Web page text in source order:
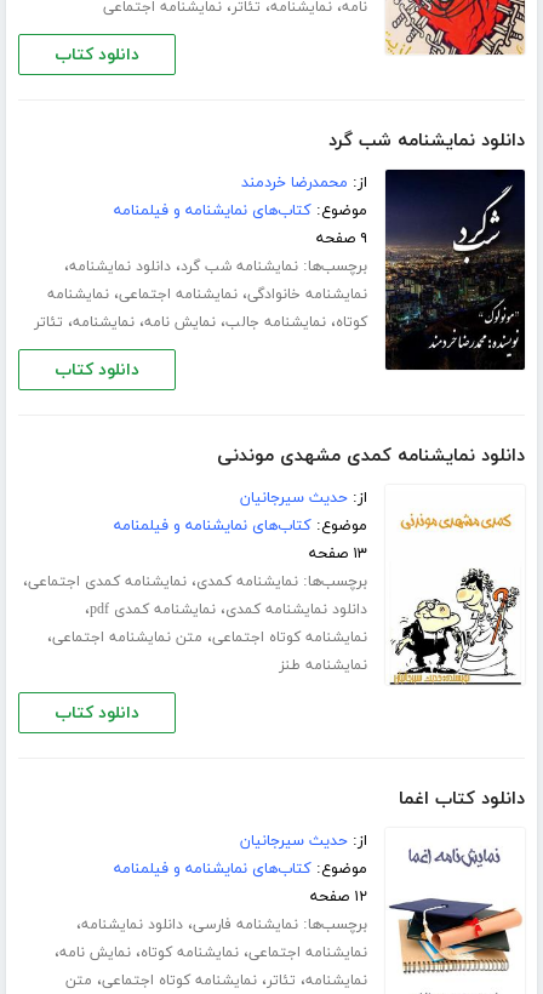
نامه،نمایشنامه، تئاتر،نمایشنامه اجتماعی
دانلود کتاب
دانلود نمایشنامه شب گرد
از: محمدرضا خردمند
موضوع:کتاب‌های نمایشنامه و فیلمنامه
۹ صفحه
برچسب‌ها:نمایشنامه شب گرد،دانلود نمایشنامه،
نمایشنامه خانوادگی،نمایشنامه اجتماعی،نمایشنامه
کوتاه،نمایشنامه جالب،نمایش نامه،نمایشنامه، تئاتر
دانلود کتاب
دانلود نمایشنامه کمدی مشهدی موندنی
از:حدیث سیرجانیان
موضوع:کتاب‌های نمایشنامه و فیلمنامه
۱۳ صفحه
برچسب‌ها:نمایشنامه کمدی،نمایشنامه کمدی اجتماعی،
دانلود نمایشنامه کمدی،نمایشنامه کمدی pdf ،
نمایشنامه کوتاه اجتماعی، متن نمایشنامه اجتماعی،
نمایشنامه طنز
دانلود کتاب
دانلود کتاب اغما
از:حدیث سیرجانیان
موضوع:کتاب‌های نمایشنامه و فیلمنامه
۱۲ صفحه
برچسب‌ها:نمایشنامه فارسی،دانلود نمایشنامه،
نمایشنامه اجتماعی،نمایشنامه کوتاه،نمایش نامه،
نمایشنامه، تئاتر،نمایشنامه کوتاه اجتماعی، متن